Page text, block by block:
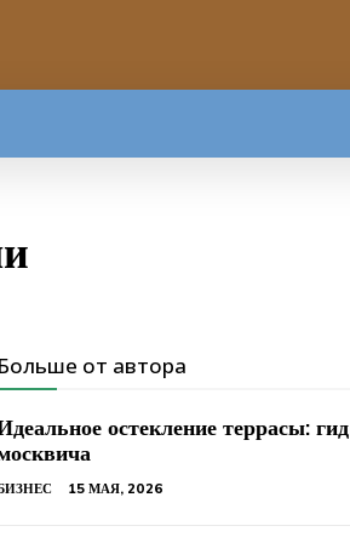
Больше от автора
остекление террасы: гид
15 МАЯ, 2026